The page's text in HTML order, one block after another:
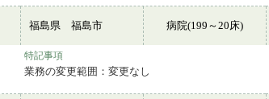
福島県 福島市 病院(199～20床)
特記事項
業務の変更範囲：変更なし